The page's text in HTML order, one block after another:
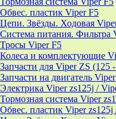
Обвес. пластик Viper F5
Цепи. Звёзды. Ходовая
Система питания. Фильтра
Тросы Viper F5
Колеса и комплектующие
Запчасти для Viper ZS (125
Запчасти на двигатель
Электрика Viper zs125j /
Тормозная система Viper
Обвес. пластик Viper zs125j